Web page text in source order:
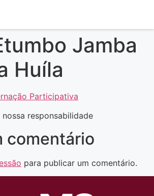
Jamba
Huíla
responsabilidade
comentário
para publicar um comentário.